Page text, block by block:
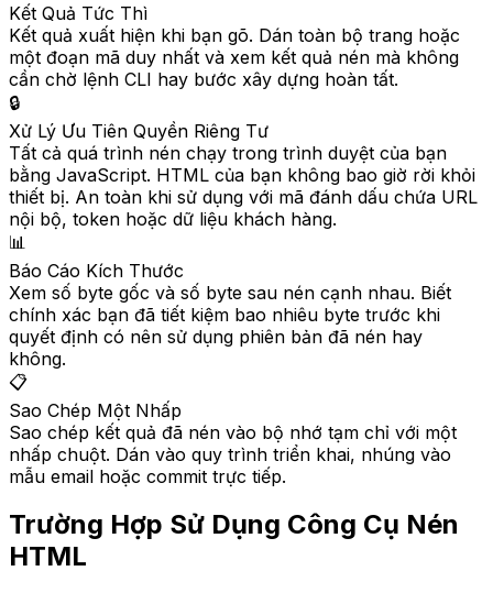
Kết Quả Tức Thì
Kết quả xuất hiện khi bạn gõ. Dán toàn bộ trang hoặc
một đoạn mã duy nhất và xem kết quả nén mà không
cần chờ lệnh CLI hay bước xây dựng hoàn tất.
🔒
Xử Lý Ưu Tiên Quyền Riêng Tư
Tất cả quá trình nén chạy trong trình duyệt của bạn
bằng JavaScript. HTML của bạn không bao giờ rời khỏi
thiết bị. An toàn khi sử dụng với mã đánh dấu chứa URL
nội bộ, token hoặc dữ liệu khách hàng.
📊
Báo Cáo Kích Thước
Xem số byte gốc và số byte sau nén cạnh nhau. Biết
chính xác bạn đã tiết kiệm bao nhiêu byte trước khi
quyết định có nên sử dụng phiên bản đã nén hay
không.
📋
Sao Chép Một Nhấp
Sao chép kết quả đã nén vào bộ nhớ tạm chỉ với một
nhấp chuột. Dán vào quy trình triển khai, nhúng vào
mẫu email hoặc commit trực tiếp.
Trường Hợp Sử Dụng Công Cụ Nén
HTML